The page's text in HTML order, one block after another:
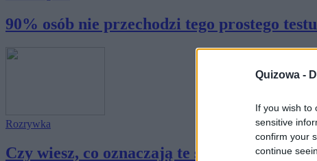
Quizowa -
If you wish to
sensitive
confirm your
continue
90% osób nie przechodzi tego prostego
Rozrywka
Czy wiesz, co oznaczają te symbole?